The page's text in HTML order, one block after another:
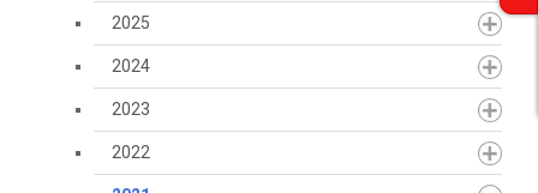
2025
2024
2023
2022